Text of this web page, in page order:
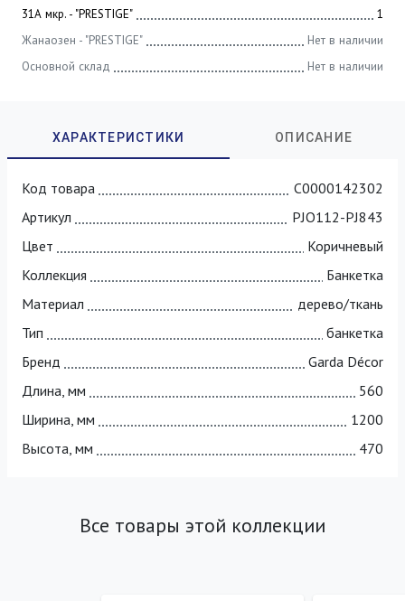
31А мкр. - "PRESTIGE"
1
Жанаозен - "PRESTIGE"
Нет в наличии
Основной склад
Нет в наличии
Код товара
С0000142302
Артикул
PJO112-PJ843
Цвет
Коричневый
Коллекция
Банкетка
Материал
дерево/ткань
Тип
банкетка
Бренд
Garda Décor
Длина, мм
560
Ширина, мм
1200
Высота, мм
470
Все товары этой коллекции